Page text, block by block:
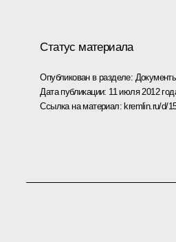
Статус материала
Опубликован в разделе:
Дата публикации: 11 июля 2012
Ссылка на материал: kremlin.ru/d/